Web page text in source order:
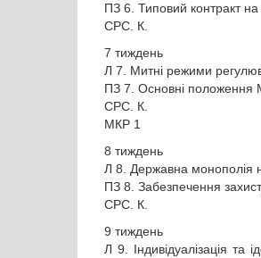
ПЗ 6. Типовий контракт на
СРС. К.
7 тиждень
Л 7. Митні режими
ПЗ 7. Основні положення
СРС. К.
МКР 1
8 тиждень
Л 8. Державна монополія
ПЗ 8. Забезпечення
СРС. К.
9 тиждень
Л 9. Індивідуалізація та